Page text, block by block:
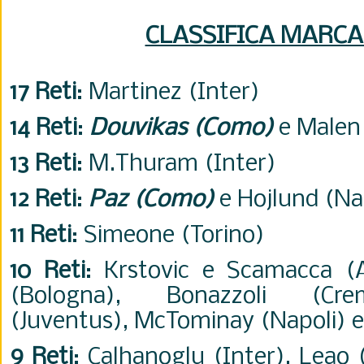
CLASSIFICA
17 Reti: Martinez (Inter)
14 Reti: Douvikas (Como)e
13 Reti: M.Thuram (Inter)
12 Reti: Paz (Como)e Hojlund
11 Reti: Simeone (Torino)
10 Reti: Krstovic e Scamacca
(Bologna), Bonazzoli
(Juventus), McTominay (Napoli)
9 Reti: Calhanoglu (Inter), Leao